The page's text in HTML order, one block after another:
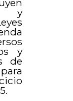
y
y
de